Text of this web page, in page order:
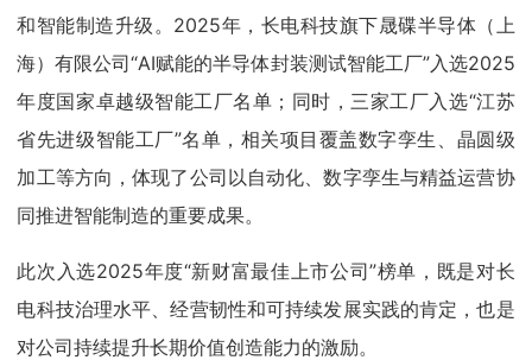
和智能制造升级。2025年，长电科技旗下晟碟半导体（上
海）有限公司“AI赋能的半导体封装测试智能工厂”入选2025
年度国家卓越级智能工厂名单；同时，三家工厂入选“江苏
省先进级智能工厂”名单，相关项目覆盖数字孪生、晶圆级
加工等方向，体现了公司以自动化、数字孪生与精益运营协
同推进智能制造的重要成果。
此次入选2025年度“新财富最佳上市公司”榜单，既是对长
电科技治理水平、经营韧性和可持续发展实践的肯定，也是
对公司持续提升长期价值创造能力的激励。